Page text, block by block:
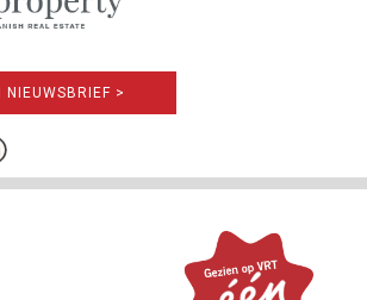
NIEUWSBRIEF >